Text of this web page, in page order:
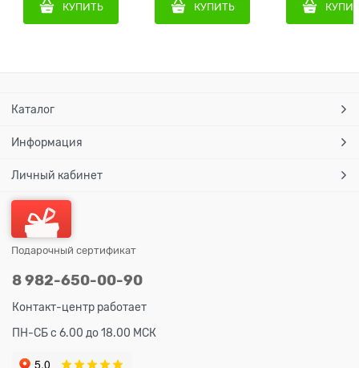
КУПИТЬ КУПИТЬ
Каталог
Информация
Личный кабинет
Подарочный сертификат
8 982-650-00-90
Контакт-центр работает
ПН-СБ с 6.00 до 18.00 МСК